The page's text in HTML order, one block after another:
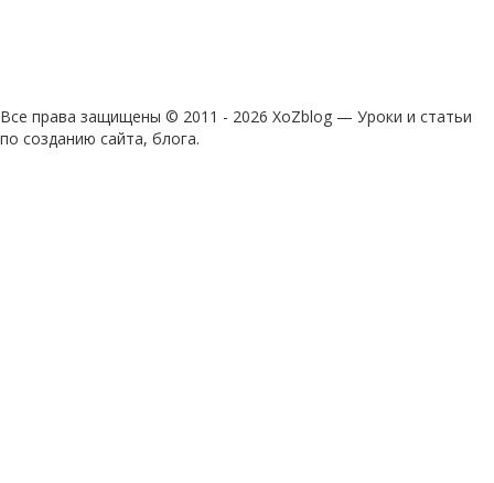
Все права защищены © 2011 - 2026 XoZblog — Уроки и статьи
по созданию сайта, блога.